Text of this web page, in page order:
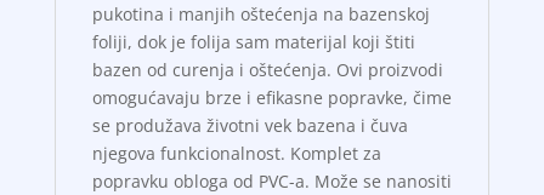
pukotina i manjih oštećenja na bazenskoj
foliji, dok je folija sam materijal koji štiti
bazen od curenja i oštećenja. Ovi proizvodi
omogućavaju brze i efikasne popravke, čime
se produžava životni vek bazena i čuva
njegova funkcionalnost. Komplet za
popravku obloga od PVC-a. Može se nanositi